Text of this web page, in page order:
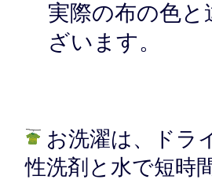
実際の布の色
ざいます。
お洗濯は、ドラ
性洗剤と水で短時